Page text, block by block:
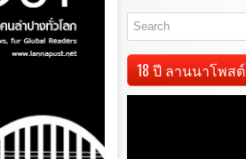
18 ปี ลานนาโพสต์